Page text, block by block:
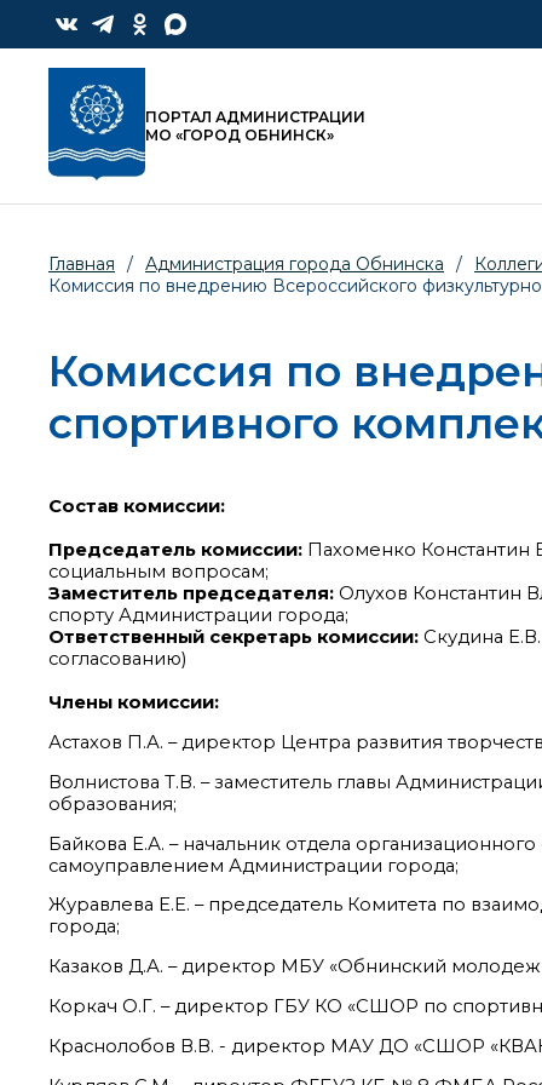
ПОРТАЛ АДМИНИСТРАЦИИ
МО «ГОРОД ОБНИНСК»
Главная / Администрация города Обнинска /
Комиссия по внедрению Всероссийского
Комиссия по
спортивного
Состав комиссии:
Председатель комиссии: Пахоменко Константин
социальным вопросам;
Заместитель председателя: Олухов Константин
спорту Администрации города;
Ответственный секретарь комиссии: Скудина
согласованию)
Члены комиссии:
Астахов П.А. – директор Центра развития
Волнистова Т.В. – заместитель главы
образования;
Байкова Е.А. – начальник отдела
самоуправлением Администрации города;
Журавлева Е.Е. – председатель Комитета по
города;
Казаков Д.А. – директор МБУ «Обнинский
Коркач О.Г. – директор ГБУ КО «СШОР по
Краснолобов В.В. - директор МАУ ДО «СШОР